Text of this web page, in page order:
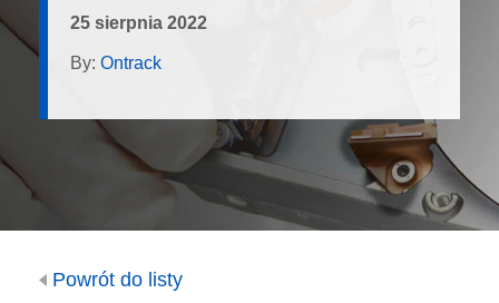
25 sierpnia 2022
By: Ontrack
Powrót do listy